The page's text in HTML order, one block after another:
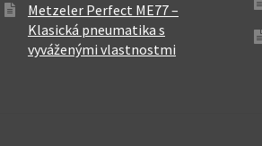
Metzeler Perfect ME77 –
Klasická pneumatika s
vyváženými vlastnostmi